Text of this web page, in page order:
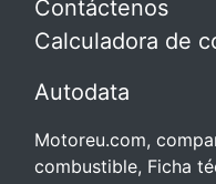
Contáctenos
Calculadora de
Autodata
Motoreu.com,
combustible, Ficha